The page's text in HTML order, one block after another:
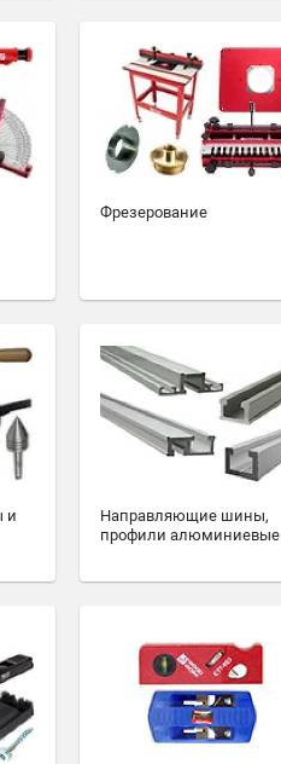
Фрезерование
и
Направляющие шины,
профили алюминиевые